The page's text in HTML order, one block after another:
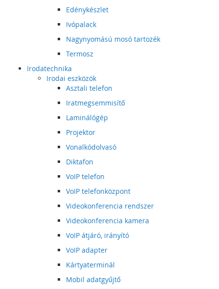
Edénykészlet
Ivópalack
Nagynyomású mosó tartozék
Termosz
Irodatechnika
Irodai eszközök
Asztali telefon
Iratmegsemmisítő
Laminálógép
Projektor
Vonalkódolvasó
Diktafon
VoIP telefon
VoIP telefonközpont
Videokonferencia rendszer
Videokonferencia kamera
VoIP átjáró, irányító
VoIP adapter
Kártyaterminál
Mobil adatgyűjtő